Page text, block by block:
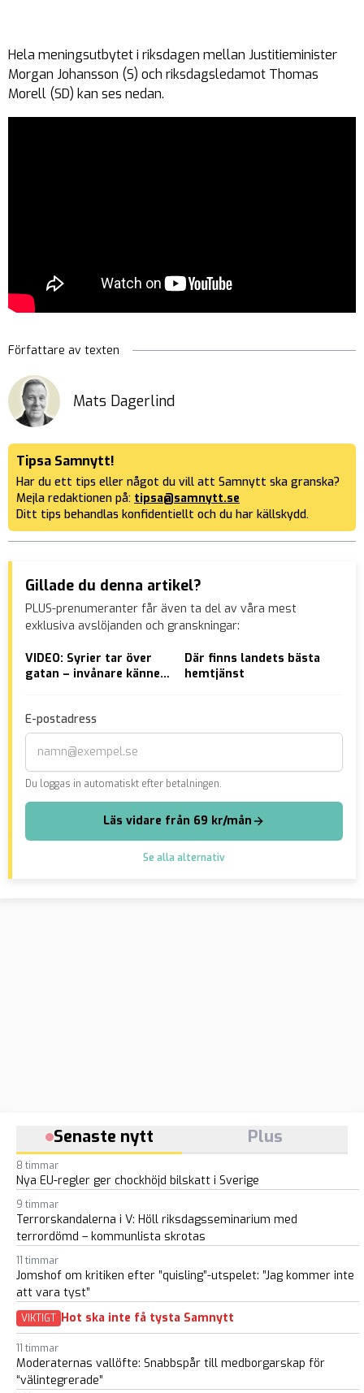
Hela meningsutbytet i riksdagen mellan Justitieminister
Morgan Johansson (S) och riksdagsledamot Thomas
Morell (SD) kan ses nedan.
Författare av texten
Mats Dagerlind
Tipsa Samnytt!
Har du ett tips eller något du vill att Samnytt ska granska?
Mejla redaktionen på: tipsa@samnytt.se
Ditt tips behandlas konfidentiellt och du har källskydd.
Gillade du denna artikel?
PLUS-prenumeranter får även ta del av våra mest
exklusiva avslöjanden och granskningar:
VIDEO: Syrier tar över
gatan – invånare känner
Där finns landets bästa
hemtjänst
E-postadress
Du loggas in automatiskt efter betalningen.
Läs vidare från 69 kr/mån
Se alla alternativ
Senaste nytt Plus
8 timmar
Nya EU-regler ger chockhöjd bilskatt i Sverige
9 timmar
Terrorskandalerna i V: Höll riksdagsseminarium med
terrordömd – kommunlista skrotas
11 timmar
Jomshof om kritiken efter ”quisling”-utspelet: ”Jag kommer inte
att vara tyst”
VIKTIGT Hot ska inte få tysta Samnytt
11 timmar
Moderaternas vallöfte: Snabbspår till medborgarskap för
“välintegrerade”